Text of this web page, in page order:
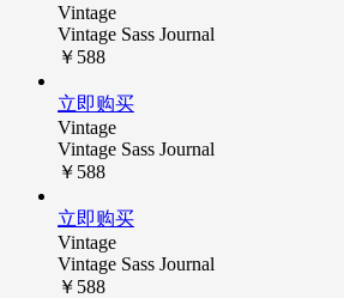
Vintage
Vintage Sass Journal
￥588
立即购买
Vintage
Vintage Sass Journal
￥588
立即购买
Vintage
Vintage Sass Journal
￥588